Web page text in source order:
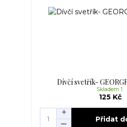
Dívčí svetřík-
125 Kč
Skladem 1
Přidat